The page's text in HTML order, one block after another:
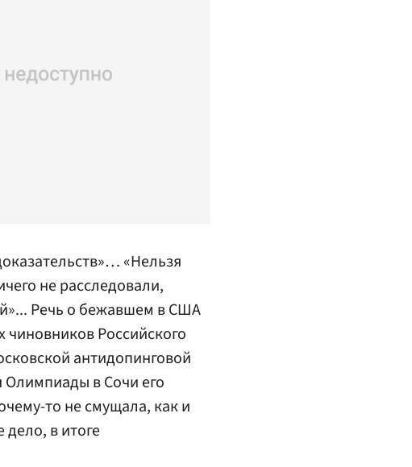
«Нельзя
не расследовали,
Речь о бежавшем в США
чиновников Российского
антидопинговой
в Сочи его
то не смущала, как и
дело, в итоге